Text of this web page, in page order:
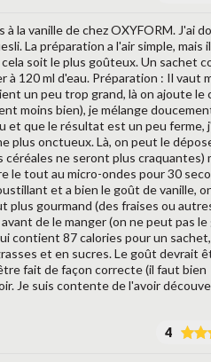
la vanille de chez OXYFORM. J'ai
La préparation a l'air simple, mais il
soit le plus goûteux. Un sachet
à 120 ml d'eau. Préparation : Il vaut
un peu trop grand, là on ajoute le
moins bien), je mélange
et que le résultat est un peu ferme,
plus onctueux. Là, on peut le
ne seront plus craquantes)
le tout au micro-ondes pour 30
et a bien le goût de vanille,
plus gourmand (des fraises ou
de le manger (on ne peut pas le
contient 87 calories pour un
et en sucres. Le goût devrait
fait de façon correcte (il faut bien
Je suis contente de l'avoir
4